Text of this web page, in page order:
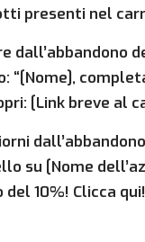
presenti nel
dall’abbandono
“[Nome],
[Link breve al
su [Nome
10%! Clicca